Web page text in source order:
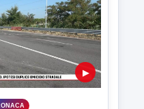
▶
indagato:
omicidio stradale
Ponte Valentino,
alla guida...